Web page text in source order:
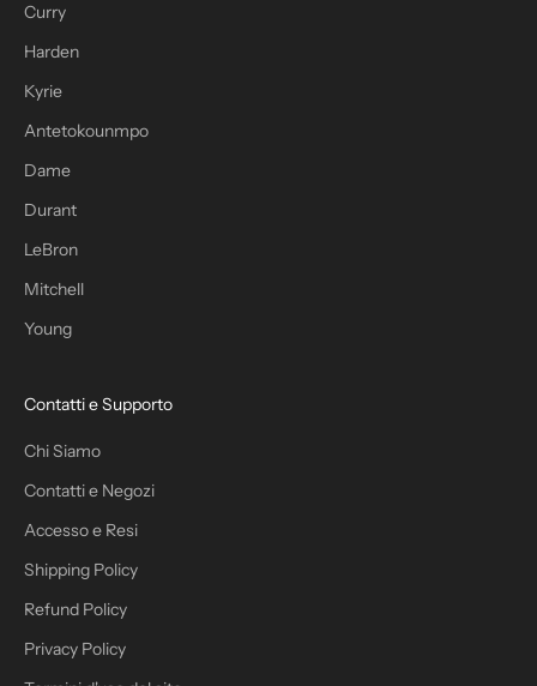
Curry
Harden
Kyrie
Antetokounmpo
Dame
Durant
LeBron
Mitchell
Young
Contatti e Supporto
Chi Siamo
Contatti e Negozi
Accesso e Resi
Shipping Policy
Refund Policy
Privacy Policy